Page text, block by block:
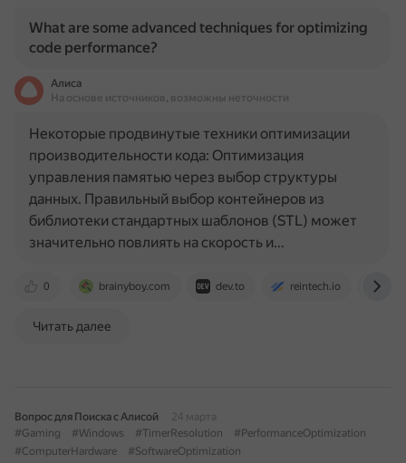
What are some advanced techniques for optimizing
code performance?
Алиса
На основе источников, возможны неточности
0 brainyboy.com dev.to reintech.io
Некоторые продвинутые техники оптимизации
производительности кода: Оптимизация
управления памятью через выбор структуры
данных. Правильный выбор контейнеров из
библиотеки стандартных шаблонов (STL) может
значительно повлиять на скорость и…
Читать далее
Вопрос для Поиска с Алисой
24 марта
#Gaming
#Windows #TimerResolution
#PerformanceOptimization
#ComputerHardware
#SoftwareOptimization